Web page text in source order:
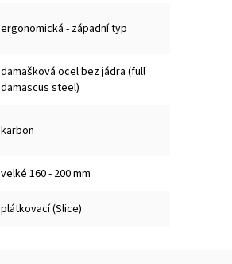
ergonomická - západní typ
damašková ocel bez jádra (full
damascus steel)
karbon
velké 160 - 200 mm
plátkovací (Slice)